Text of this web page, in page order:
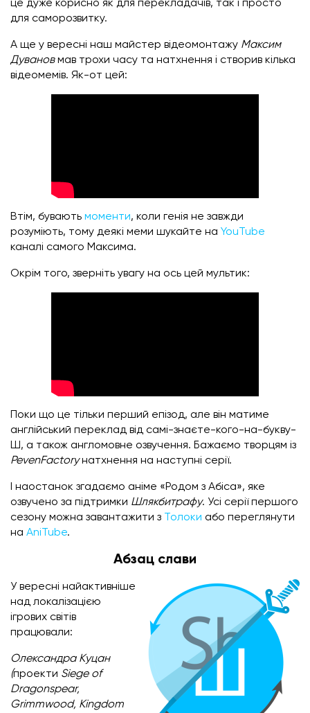
це дуже корисно як для перекладачів, так і просто
для саморозвитку.
А ще у вересні наш майстер відеомонтажу Максим
Дувановмав трохи часу та натхнення і створив кілька
відеомемів. Як-от цей:
Втім, бувають моменти, коли генія не завжди
розуміють, тому деякі меми шукайте на YouTube
каналі самого Максима.
Окрім того, зверніть увагу на ось цей мультик:
Поки що це тільки перший епізод, але він матиме
англійський переклад від самі-знаєте-кого-на-букву-
Ш, а також англомовне озвучення. Бажаємо творцям із
PevenFactoryнатхнення на наступні серії.
І наостанок згадаємо аніме «Родом з Абіса», яке
озвучено за підтримки Шлякбитрафу. Усі серії першого
сезону можна завантажити з Толоки або переглянути
на AniTube.
Абзац слави
У вересні найактивніше
над локалізацією
ігрових світів
працювали:
Олександра Куцан
(проекти Siege of
Dragonspear,
Grimmwood, Kingdom